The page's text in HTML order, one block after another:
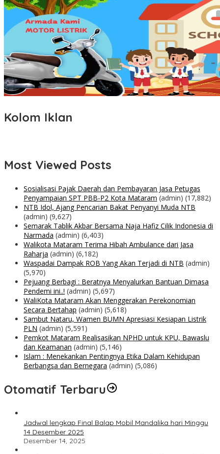
Kolom Iklan
Most Viewed Posts
Sosialisasi Pajak Daerah dan Pembayaran Jasa Petugas
Penyampaian SPT PBB-P2 Kota Mataram (admin) (17,882)
NTB Idol, Ajang Pencarian Bakat Penyanyi Muda NTB
(admin) (9,627)
Semarak Tablik Akbar Bersama Naja Hafiz Cilik Indonesia di
Narmada (admin) (6,403)
Walikota Mataram Terima Hibah Ambulance dari Jasa
Raharja (admin) (6,182)
Waspadai Dampak ROB Yang Akan Terjadi di NTB (admin)
(5,970)
Pejuang Berbagi : Beratnya Menyalurkan Bantuan Dimasa
Pendemi ini..! (admin) (5,697)
WaliKota Mataram Akan Menggerakan Perekonomian
Secara Bertahap (admin) (5,618)
Sambut Nataru, Wamen BUMN Apresiasi Kesiapan Listrik
PLN (admin) (5,591)
Pemkot Mataram Realisasikan NPHD untuk KPU, Bawaslu
dan Keamanan (admin) (5,146)
Islam : Menekankan Pentingnya Etika Dalam Kehidupan
Berbangsa dan Bernegara (admin) (5,086)
Otomatif Terbaru
Jadwal lengkap Final Balap Mobil Mandalika hari Minggu
14 Desember 2025
Desember 14, 2025